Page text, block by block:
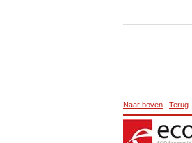
Naar boven Terug